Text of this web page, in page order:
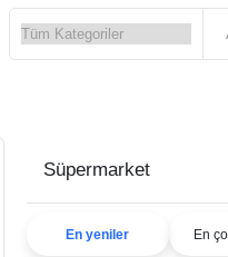
Süpermarket
En yeniler En